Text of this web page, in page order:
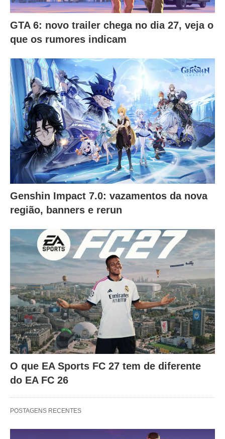
GTA 6: novo trailer chega no dia 27, veja o
que os rumores indicam
Genshin Impact 7.0: vazamentos da nova
região, banners e rerun
O que EA Sports FC 27 tem de diferente
do EA FC 26
POSTAGENS RECENTES